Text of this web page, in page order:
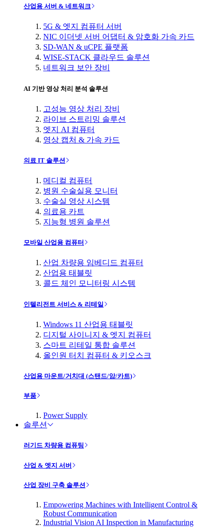
산업용 서버 & 네트워크
5G & 엣지 컴퓨터 서버
NIC 이더넷 서버 어댑터 & 암호화 가속 카드
SD-WAN & uCPE 플랫폼
WISE-STACK 클라우드 솔루션
네트워크 보안 장비
AI 기반 영상 처리 분석 솔루션
고성능 영상 처리 장비
라이브 스트리밍 솔루션
엣지 AI 컴퓨터
영상 캡처 & 가속 카드
의료 IT 솔루션
메디컬 컴퓨터
병원 수술실용 모니터
수술실 영상 시스템
의료용 카트
지능형 병원 솔루션
모바일 산업용 컴퓨터
산업 차량용 임베디드 컴퓨터
산업용 태블릿
콜드 체인 모니터링 시스템
인텔리전트 서비스 & 리테일
Windows 11 산업용 태블릿
디지털 사이니지 & 엣지 컴퓨터
스마트 리테일 통합 솔루션
올인원 터치 컴퓨터 & 키오스크
산업용 마운트/거치대 (스탠드/암/카트)
부품
Power Supply
솔루션
러기드 차량용 컴퓨팅
산업 & 엣지 서버
산업 장비 구축 솔루션
Empowering Machines with Intelligent Control &
Robust Communication
Industrial Vision AI Inspection in Manufacturing